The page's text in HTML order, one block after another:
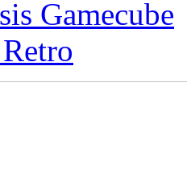
Gamecube